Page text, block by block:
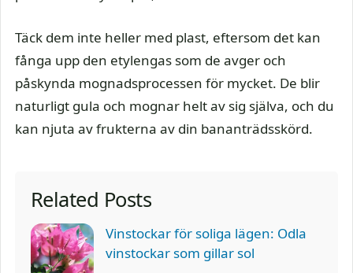
Täck dem inte heller med plast, eftersom det kan
fånga upp den etylengas som de avger och
påskynda mognadsprocessen för mycket. De blir
naturligt gula och mognar helt av sig själva, och du
kan njuta av frukterna av din bananträdsskörd.
Related Posts
Vinstockar för soliga lägen: Odla
vinstockar som gillar sol